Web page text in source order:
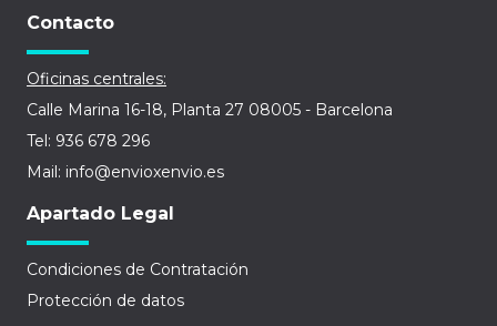
Contacto
Oficinas centrales:
Calle Marina 16-18, Planta 27 08005 - Barcelona
Tel: 936 678 296
Mail: info@envioxenvio.es
Apartado Legal
Condiciones de Contratación
Protección de datos